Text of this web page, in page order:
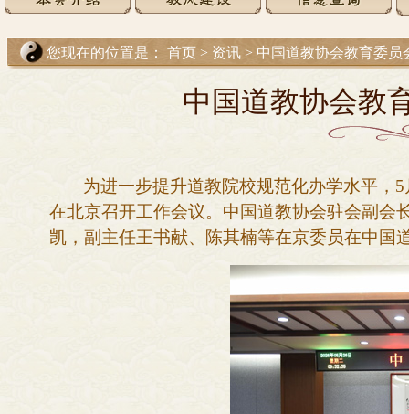
您现在的位置是： 首页 > 资讯 > 中国道教协会教育委员
中国道教协会教
为进一步提升道教院校规范化办学水平， 5
在北京召开工作会议。中国道教协会驻会副会
凯，副主任王书献、陈其楠等在京委员在中国